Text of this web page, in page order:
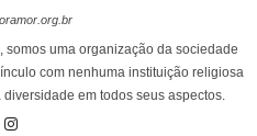
uma organização da sociedade
com nenhuma instituição religiosa
em todos seus aspectos.